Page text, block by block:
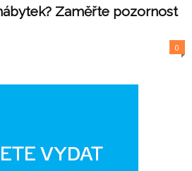
Zaměřte pozornost
0